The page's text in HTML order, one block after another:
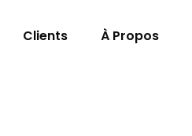
Clients À Propos